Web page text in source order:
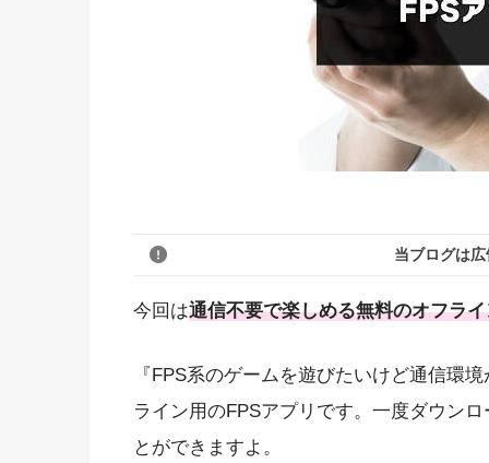
当ブログは
今回は通信不要で楽しめる無料のオフラ
『FPS系のゲームを遊びたいけど通信環
ライン用のFPSアプリです。一度ダウン
とができますよ。